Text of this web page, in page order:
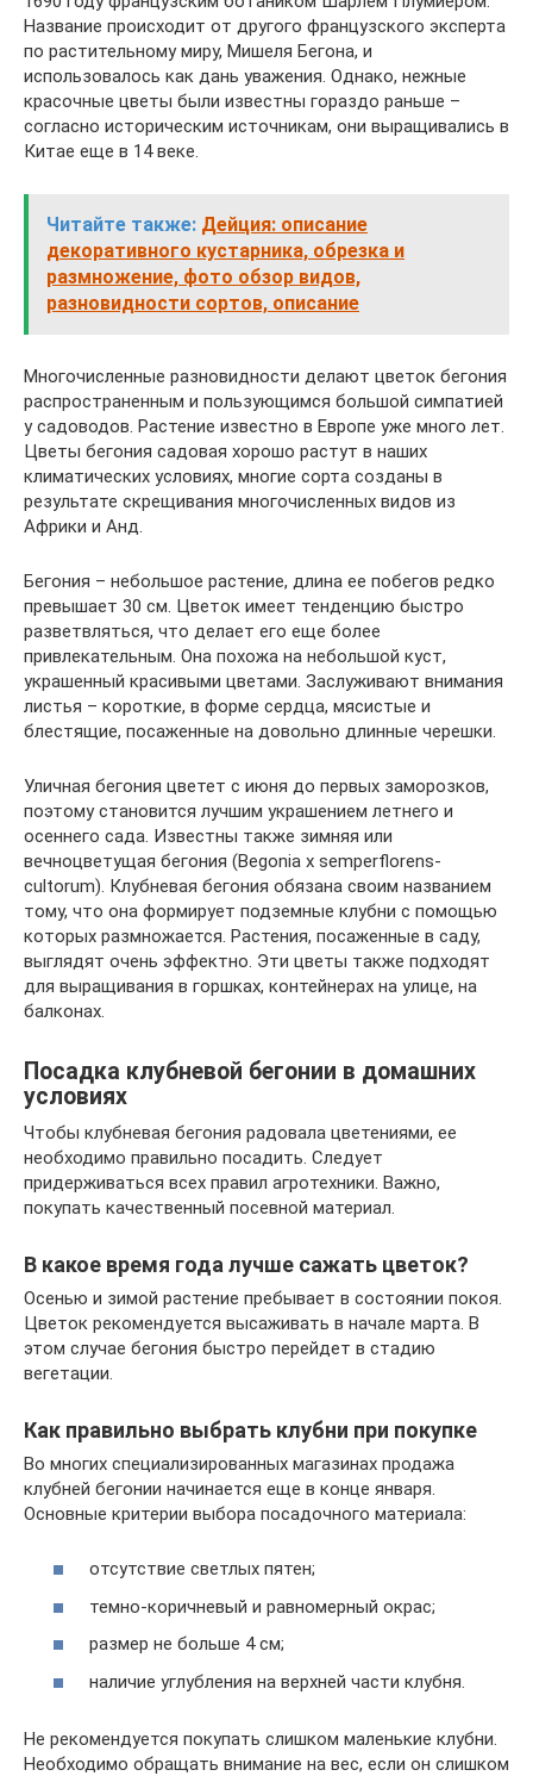
Название происходит от другого французского эксперта
по растительному миру, Мишеля Бегона, и
использовалось как дань уважения. Однако, нежные
красочные цветы были известны гораздо раньше –
согласно историческим источникам, они выращивались в
Китае еще в 14 веке.
Читайте также: Дейция: описание
декоративного кустарника, обрезка и
размножение, фото обзор видов,
разновидности сортов, описание
Многочисленные разновидности делают цветок бегония
распространенным и пользующимся большой симпатией
у садоводов. Растение известно в Европе уже много лет.
Цветы бегония садовая хорошо растут в наших
климатических условиях, многие сорта созданы в
результате скрещивания многочисленных видов из
Африки и Анд.
Бегония – небольшое растение, длина ее побегов редко
превышает 30 см. Цветок имеет тенденцию быстро
разветвляться, что делает его еще более
привлекательным. Она похожа на небольшой куст,
украшенный красивыми цветами. Заслуживают внимания
листья – короткие, в форме сердца, мясистые и
блестящие, посаженные на довольно длинные черешки.
Уличная бегония цветет с июня до первых заморозков,
поэтому становится лучшим украшением летнего и
осеннего сада. Известны также зимняя или
вечноцветущая бегония (Begonia x semperflorens-
cultorum). Клубневая бегония обязана своим названием
тому, что она формирует подземные клубни с помощью
которых размножается. Растения, посаженные в саду,
выглядят очень эффектно. Эти цветы также подходят
для выращивания в горшках, контейнерах на улице, на
балконах.
Посадка клубневой бегонии в домашних
условиях
Чтобы клубневая бегония радовала цветениями, ее
необходимо правильно посадить. Следует
придерживаться всех правил агротехники. Важно,
покупать качественный посевной материал.
В какое время года лучше сажать цветок?
Осенью и зимой растение пребывает в состоянии покоя.
Цветок рекомендуется высаживать в начале марта. В
этом случае бегония быстро перейдет в стадию
вегетации.
Как правильно выбрать клубни при покупке
Во многих специализированных магазинах продажа
клубней бегонии начинается еще в конце января.
Основные критерии выбора посадочного материала:
отсутствие светлых пятен;
темно-коричневый и равномерный окрас;
размер не больше 4 см;
наличие углубления на верхней части клубня.
Не рекомендуется покупать слишком маленькие клубни.
Необходимо обращать внимание на вес, если он слишком